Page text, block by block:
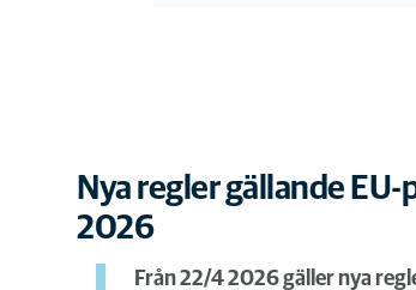
Nya regler gällande
2026
Från 22/4 2026 gäller nya